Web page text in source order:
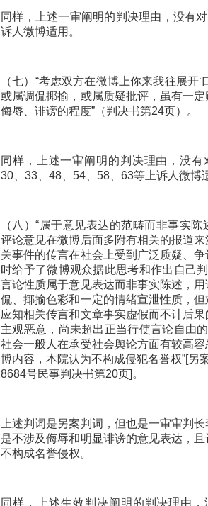
同样，上述一审阐明的判决理由，没有
诉人微博适用。
（七）“考虑双方在微博上你来我往展开
或属调侃揶揄，或属质疑批评，虽有一
侮辱、诽谤的程度”（判决书第24页）。
同样，上述一审阐明的判决理由，没
30、33、48、54、58、63等上诉人微博
（八）“属于意见表达的范畴而非事实
评论意见在微博后面多附有相关的报道
关事件的传言在社会上受到广泛质疑、
时给予了微博观众据此思考和作出自己
言论性质属于意见表达而非事实陈述，
侃、揶揄色彩和一定的情绪宣泄性质，
应知相关传言和文章事实虚假而不计后
主观恶意，尚未超出正当行使言论自由
社会一般人在承受社会舆论方面有较高
博内容，本院认为不构成侵犯名誉权”[另
8684号民事判决书第20页]。
上述判词是另案判词，但也是一审审判
是不涉及侮辱和明显诽谤的意见表达，
不构成名誉侵权。
同样，上述生效判决阐明的判决理由